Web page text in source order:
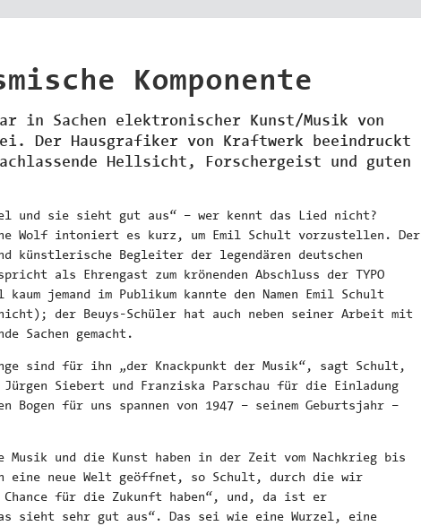
Komponente
in Sachen elektronischer Kunst/Musik von
Der Hausgrafiker von Kraftwerk beeindruckt
Hellsicht, Forschergeist und guten
und sie sieht gut aus“ – wer kennt das Lied nicht?
Wolf intoniert es kurz, um Emil Schult vorzustellen. Der
künstlerische Begleiter der legendären deutschen
als Ehrengast zum krönenden Abschluss der TYPO
jemand im Publikum kannte den Namen Emil Schult
der Beuys-Schüler hat auch neben seiner Arbeit mit
Sachen gemacht.
sind für ihn „der Knackpunkt der Musik“, sagt Schult,
Siebert und Franziska Parschau für die Einladung
Bogen für uns spannen von 1947 – seinem Geburtsjahr –
Musik und die Kunst haben in der Zeit vom Nachkrieg bis
eine neue Welt geöffnet, so Schult, durch die wir
für die Zukunft haben“, und, da ist er
sieht sehr gut aus“. Das sei wie eine Wurzel, eine